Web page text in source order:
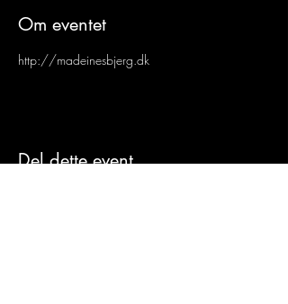
Om eventet
http://madeinesbjerg.dk
Del dette event